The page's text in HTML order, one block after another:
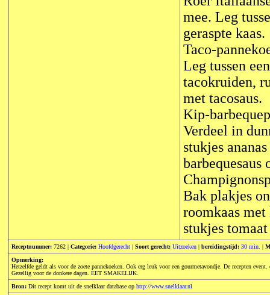
mee. Leg
geraspte kaas.
Taco-
Leg tussen
tacokruiden,
met tacosaus.
Kip-
Verdeel in
stukjes
barbequesaus
Bak plakjes
roomkaas
stukjes tomaat
Receptnummer: 7262 | Categorie: Hoofdgerecht | Soort gerecht: Uitzoeken | bereidingstijd: 30 min. |
Opmerking:
Hetzelfde geldt als voor de zoete pannekoeken. Ook erg leuk voor een gourmetavondje. De recepten
Gezellig voor de donkere dagen. EET SMAKELIJK.
Bron: Dit recept komt uit de snelklaar database op http://www.snelklaar.nl